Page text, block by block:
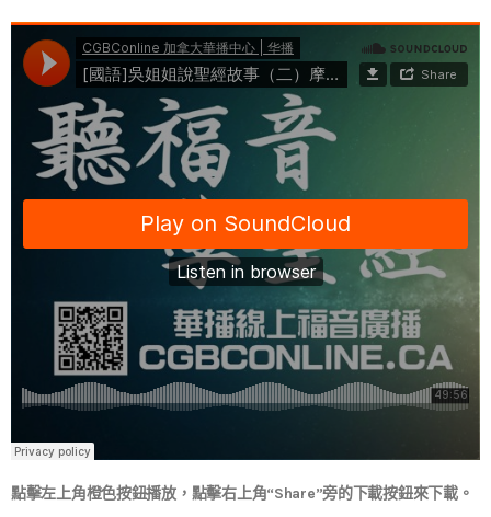
點擊左上角橙色按鈕播放，點擊右上角“Share”旁的下載按鈕來下載。